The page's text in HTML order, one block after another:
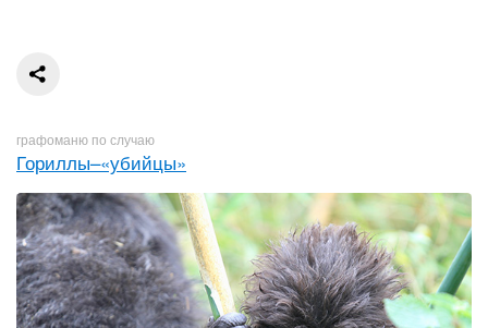
графоманю по случаю
Гориллы–«убийцы»